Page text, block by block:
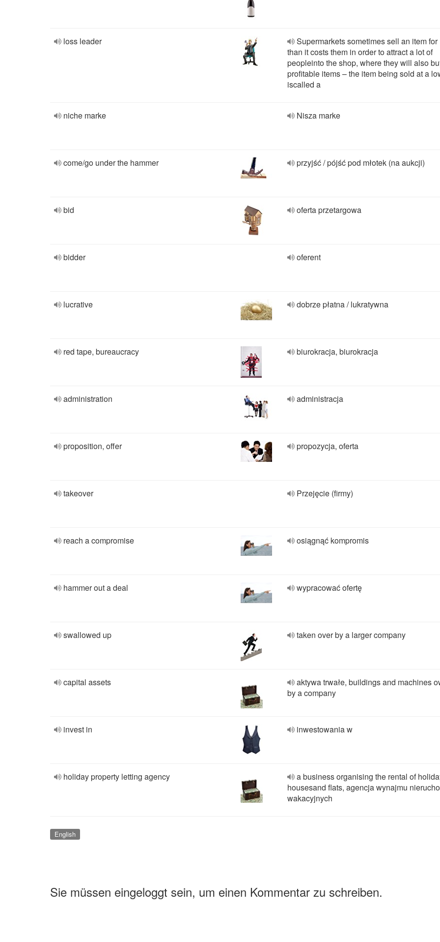
loss leader
Supermarkets sometimes sell an item for
than it costs them in order to attract a lot of
peopleinto the shop, where they will also
profitable items – the item being sold at a
iscalled a
niche marke Nisza marke
come/go under the hammer przyjść / pójść pod młotek (na aukcji)
bid oferta przetargowa
bidder oferent
lucrative dobrze płatna / lukratywna
red tape, bureaucracy biurokracja, biurokracja
administration administracja
proposition, offer propozycja, oferta
takeover Przejęcie (firmy)
reach a compromise osiągnąć kompromis
hammer out a deal wypracować ofertę
swallowed up taken over by a larger company
capital assets
aktywa trwałe, buildings and machines
by a company
invest in inwestowania w
holiday property letting agency
a business organising the rental of
housesand flats, agencja wynajmu
wakacyjnych
English
Sie müssen eingeloggt sein, um einen Kommentar zu schreiben.